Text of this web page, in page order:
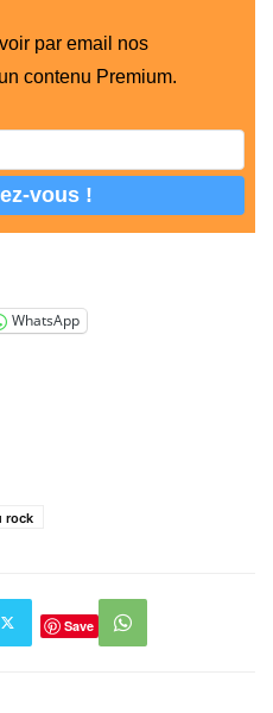
par email nos
contenu Premium.
WhatsApp
rock
Save